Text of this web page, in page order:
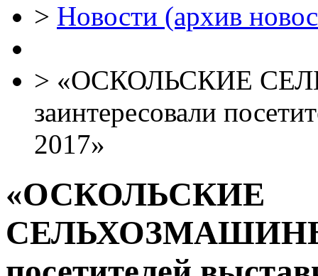
> Новости (архив
> «ОСКОЛЬСКИЕ
заинтересовали
2017»
«ОСКОЛЬСКИЕ
СЕЛЬХОЗМАШИНЫ»